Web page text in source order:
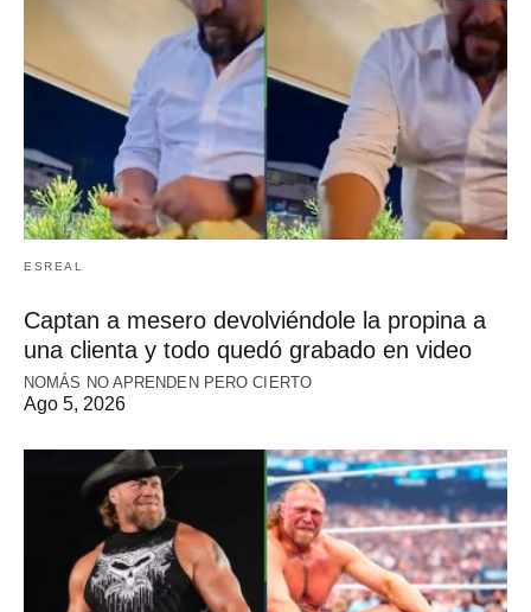
ESREAL
Captan a mesero devolviéndole la propina a
una clienta y todo quedó grabado en video
NOMÁS NO APRENDEN PERO CIERTO
Ago 5, 2026